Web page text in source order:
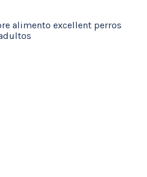
alimento excellent perros